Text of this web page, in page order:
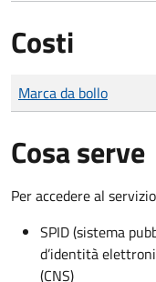
Costi
Tipo di pagamento
Importo
Marca da bollo
Cosa serve
Per accedere al
SPID (sistema
d’identità
(CNS)